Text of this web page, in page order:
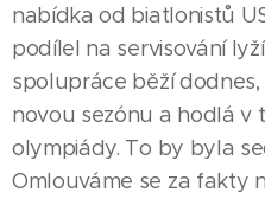
nabídka od biatlonistů
podílel na servisování
spolupráce běží
novou sezónu a hodlá v
olympiády. To by byla
Omlouváme se za fakty